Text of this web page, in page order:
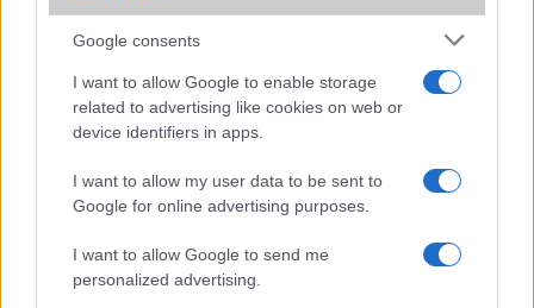
Google consents
I want to allow Google to enable storage
related to advertising like cookies on web or
device identifiers in apps.
I want to allow my user data to be sent to
Google for online advertising purposes.
I want to allow Google to send me
personalized advertising.
KAPCSOLÓDÓ HÍREK
Ez már vág! 6.68 mm vékony mobil a Huaweitől
MWC: ZTE Era – Tegra 3, 4.3 col, qHD, 7.8 mm
Világelsõ: 6.2 mm vékony a ZTE új okostelefonja
Letölthető a Huawei Emotion kezelőfelülete!